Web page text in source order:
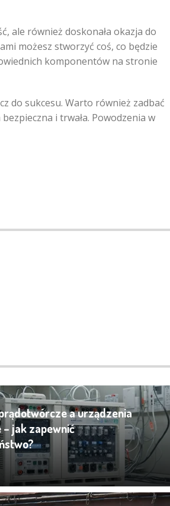
ale również doskonała okazja do
możesz stworzyć coś, co będzie
komponentów na stronie
do sukcesu. Warto również zadbać
i trwała. Powodzenia w
a urządzenia
jak zapewnić